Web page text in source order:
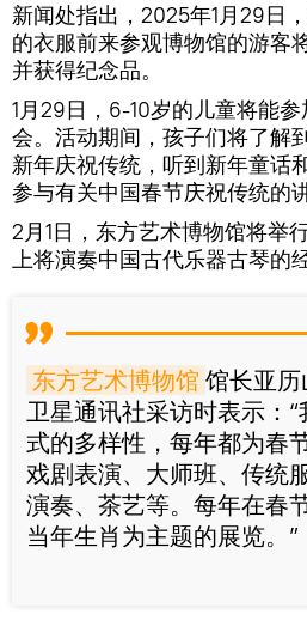
新闻处指出，2025年1月29日
的衣服前来参观博物馆的游客
并获得纪念品。
1月29日，6-10岁的儿童将能
会。活动期间，孩子们将了解
新年庆祝传统，听到新年童话
参与有关中国春节庆祝传统的
2月1日，东方艺术博物馆将举
上将演奏中国古代乐器古琴的
东方艺术博物馆 馆长亚历
卫星通讯社采访时表示：
式的多样性，每年都为春
戏剧表演、大师班、传统
演奏、茶艺等。每年在春
当年生肖为主题的展览。”